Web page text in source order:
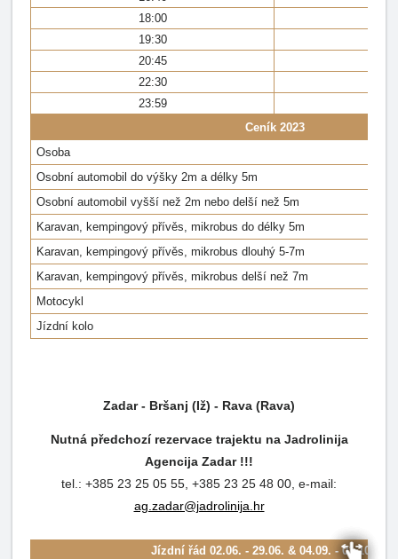
18:00
19:30
20:45
22:30
23:59
Ceník 2023
Osoba
Osobní automobil do výšky 2m a délky 5m
Osobní automobil vyšší než 2m nebo delší než 5m
Karavan, kempingový přívěs, mikrobus do délky 5m
Karavan, kempingový přívěs, mikrobus dlouhý 5-7m
Karavan, kempingový přívěs, mikrobus delší než 7m
Motocykl
Jízdní kolo
Zadar - Bršanj (Iž) - Rava (Rava)
Nutná předchozí rezervace trajektu na Jadrolinija
Agencija Zadar !!!
tel.: +385 23 25 05 55, +385 23 25 48 00, e-mail:
ag.zadar@jadrolinija.hr
Jízdní řád 02.06. - 29.06. & 04.09. - 01.10.2023